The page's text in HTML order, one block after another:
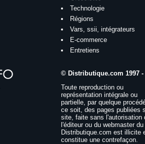
Technologie
Régions
Vars, ssii, intégrateurs
E-commerce
Entretiens
© Distributique.com 1997 -
Toute reproduction ou
représentation intégrale ou
partielle, par quelque
ce soit, des pages publiées
site, faite sans l'autorisation
l'éditeur ou du webmaster
Distributique.com est illicite
constitue une contrefaçon.